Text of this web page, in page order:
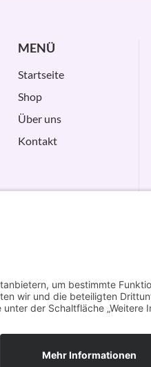
MENÜ
Startseite
Shop
Über uns
Kontakt
Vertrag widerrufen